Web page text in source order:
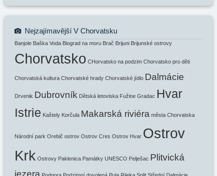
Nejzajímavější V Chorvatsku
Banjole Baška Voda Biograd na moru Brač Brijuni Brijunské ostrovy
Chorvatsko CHorvatsko na podzim Chorvatsko pro děti
Chorvatská kultura Chorvatské hrady Chorvatské jídlo Dalmácie
Drvenik Dubrovník Dětská letoviska Fužine Gradac Hvar
Istrie Kaštely Korčula Makarská riviéra města Chorvatska
Národní park Orebič ostrov Ostrov Cres Ostrov Hvar Ostrov
Krk Ostrovy Paklenica Památky UNESCO Pelješac Plitvická